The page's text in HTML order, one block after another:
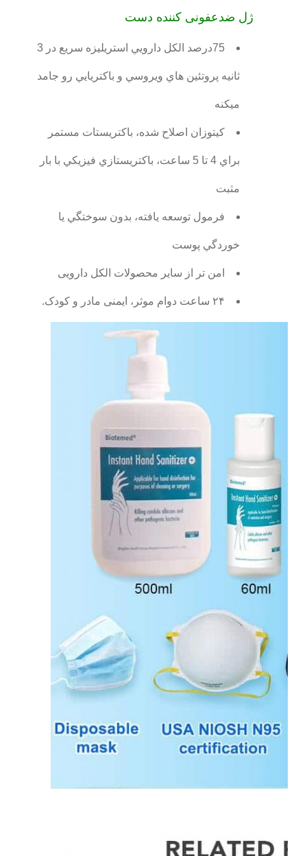
ژل ضدعفونی کننده دست
75درصد الکل دارويي استريليزه سريع در 3
ثانيه پروتئين هاي ويروسي و باکتريايي رو جامد
ميکنه
کيتوزان اصلاح شده، باکتريستات مستمر
براي 4 تا 5 ساعت، باکتريستازي فيزيکي با بار
مثبت
فرمول توسعه يافته، بدون سوختگي يا
خوردگي پوست
امن تر از سایر محصولات الکل دارویی
۲۴ ساعت دوام موثر، ایمنی مادر و کودک.